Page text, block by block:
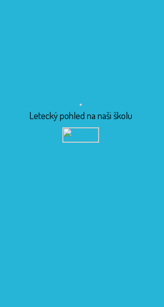
Letecký pohled na naši školu